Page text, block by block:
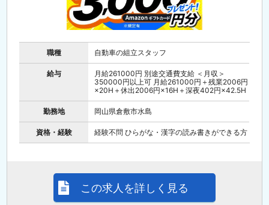
職種 自動車の組立スタッフ
給与
月給261000円 別途交通費支給 ＜月収＞
350000円以上可 月給261000円＋残業2006円
×20H＋休出2006円×16H＋深夜402円×42.5H
勤務地 岡山県倉敷市水島
資格・経験 経験不問 ひらがな・漢字の読み書きができる方
この求人を詳しく見る